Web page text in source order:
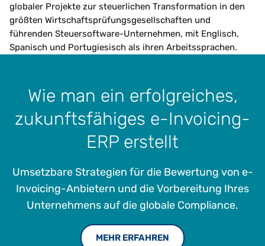
globaler Projekte zur steuerlichen Transformation in den
größten Wirtschaftsprüfungsgesellschaften und
führenden Steuersoftware-Unternehmen, mit Englisch,
Spanisch und Portugiesisch als ihren Arbeitssprachen.
Wie man ein erfolgreiches,
zukunftsfähiges e-Invoicing-
ERP erstellt
Umsetzbare Strategien für die Bewertung von e-
Invoicing-Anbietern und die Vorbereitung Ihres
Unternehmens auf die globale Compliance.
MEHR ERFAHREN